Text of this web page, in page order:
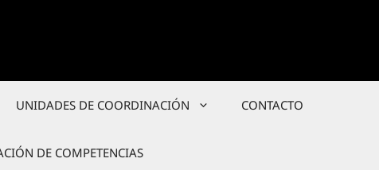
UNIDADES DE COORDINACIÓN CONTACTO
DE COMPETENCIAS